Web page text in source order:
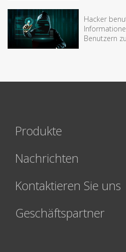
Hacker
Benutzern
Produkte
Nachrichten
Kontaktieren Sie uns
Geschäftspartner